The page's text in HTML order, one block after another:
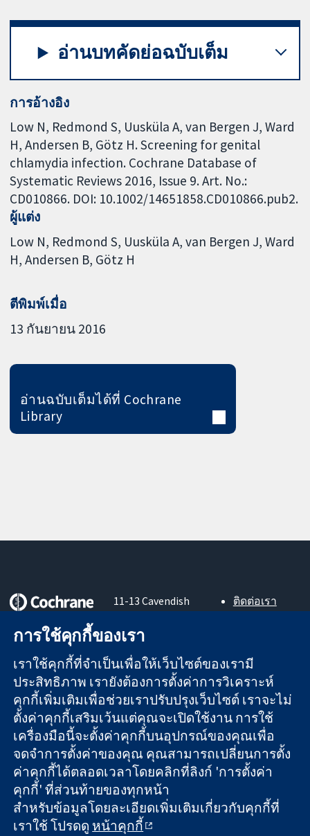
อ่านบทคัดย่อฉบับเต็ม
การอ้างอิง
Low N, Redmond S, Uusküla A, van Bergen J, Ward
H, Andersen B, Götz H. Screening for genital
chlamydia infection. Cochrane Database of
Systematic Reviews 2016, Issue 9. Art. No.:
CD010866. DOI: 10.1002/14651858.CD010866.pub2.
ผู้แต่ง
Low N Redmond S Uusküla A van Bergen J Ward
H Andersen B Götz H
ตีพิมพ์เมื่อ
13 กันยายน 2016
อ่านฉบับเต็มได้ที่ Cochrane
Library
หลักฐานที่เชื่อถือ
ได้
สู่การตัดสินใจ
อย่างมีข้อมูล
เพื่อสุขภาพที่ดีขึ้น
11-13 Cavendish
London
United Kingdom
ติดต่อเรา
About us
ตำแหน่งงาน
Cochrane
Library
The Cochrane Collaboration เป็นองค์กรการกุศล (เลขที่ 1045921)
และบริษัทจำกัดโดยการค้ำประกัน (เลขที่ 03044323) ที่จดทะเบียน
ในอังกฤษและเวลส์ หมายเลขจดทะเบียนภาษีมูลค่าเพิ่ม GB 718
2127 49
การใช้คุกกี้ของเรา
เราใช้คุกกี้ที่จำเป็นเพื่อให้เว็บไซต์ของเรามี
ประสิทธิภาพ เรายังต้องการตั้งค่าการวิเคราะห์
คุกกี้เพิ่มเติมเพื่อช่วยเราปรับปรุงเว็บไซต์ เราจะไม่
ตั้งค่าคุกกี้เสริมเว้นแต่คุณจะเปิดใช้งาน การใช้
เครื่องมือนี้จะตั้งค่าคุกกี้บนอุปกรณ์ของคุณเพื่อ
จดจำการตั้งค่าของคุณ คุณสามารถเปลี่ยนการตั้ง
ค่าคุกกี้ได้ตลอดเวลาโดยคลิกที่ลิงก์ 'การตั้งค่า
คุกกี้' ที่ส่วนท้ายของทุกหน้า
สำหรับข้อมูลโดยละเอียดเพิ่มเติมเกี่ยวกับคุกกี้ที่
เราใช้ โปรดดู หน้าคุกกี้